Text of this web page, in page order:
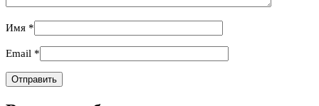
Имя *
Email *